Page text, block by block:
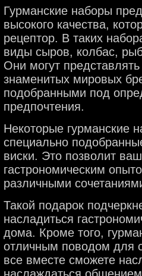
Гурманские наборы
высокого качества,
рецептор. В таких
виды сыров, колбас,
Они могут
знаменитых мировых
подобранными под
предпочтения.
Некоторые гурманские
специально
виски. Это позволит
гастрономическим
различными
Такой подарок
насладиться
дома. Кроме того,
отличным поводом для
все вместе сможете